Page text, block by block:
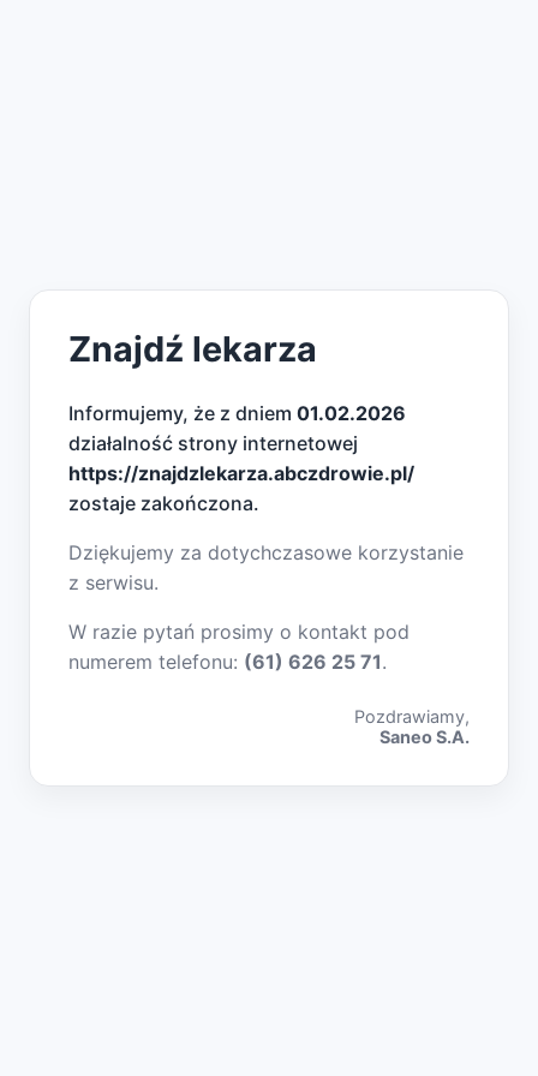
Znajdź lekarza
Informujemy, że z dniem 01.02.2026
działalność strony internetowej
https://znajdzlekarza.abczdrowie.pl/
zostaje zakończona.
Dziękujemy za dotychczasowe korzystanie
z serwisu.
W razie pytań prosimy o kontakt pod
numerem telefonu: (61) 626 25 71.
Pozdrawiamy,
Saneo S.A.